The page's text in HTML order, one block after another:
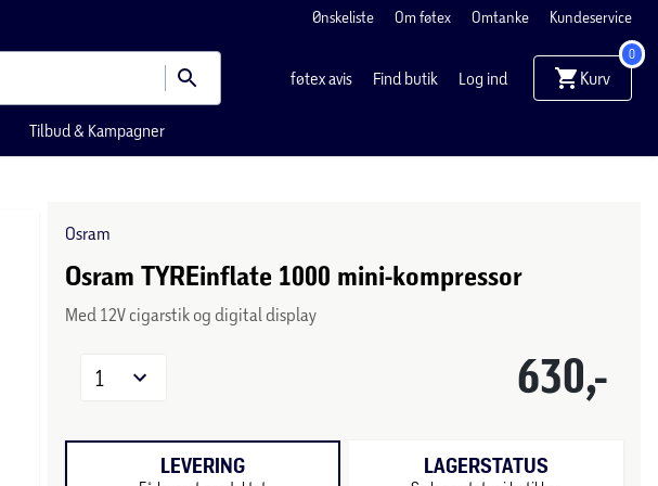
Ønskeliste Om føtex Omtanke Kundeservice
føtex avis Find butik Log ind Kurv
0
Tilbud & Kampagner
Osram
Osram TYREinflate 1000 mini-kompressor
Med 12V cigarstik og digital display
630,-
1
LEVERING LAGERSTATUS